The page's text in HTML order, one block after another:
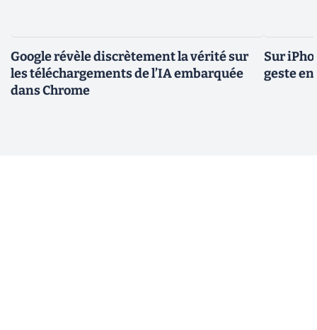
Google révèle discrètement la vérité sur
les téléchargements de l’IA embarquée
dans Chrome
Sur
geste